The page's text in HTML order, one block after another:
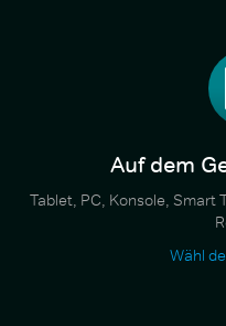
Auf dem
Tablet, PC, Konsole, Smart
Wähl